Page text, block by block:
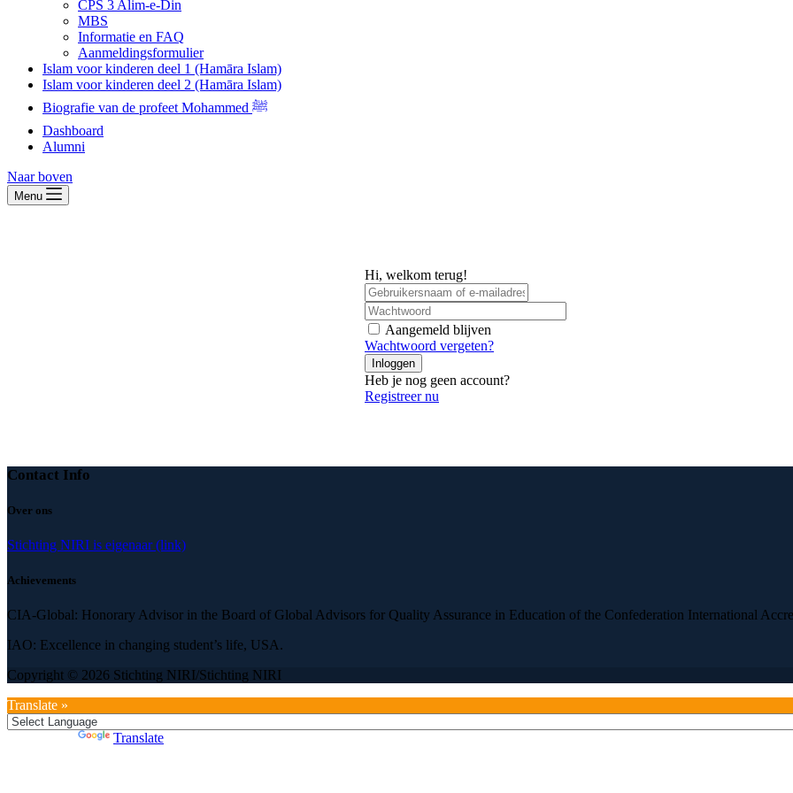
CPS 3 Alim-e-Din
MBS
Informatie en FAQ
Aanmeldingsformulier
Islam voor kinderen deel 1 (Hamāra Islam)
Islam voor kinderen deel 2 (Hamāra Islam)
Biografie van de profeet Mohammed ﷺ
Dashboard
Alumni
Naar boven
Menu
Hi, welkom terug!
Aangemeld blijven
Wachtwoord vergeten?
Inloggen
Heb je nog geen account?
Registreer nu
Contact Info
Over ons
Stichting NIRI is eigenaar (link)
Achievements
CIA-Global: Honorary Advisor in the Board of Global Advisors for Quality Assurance in Education of the Confederation International
IAO: Excellence in changing student’s life, USA.
Copyright © 2026 Stichting NIRI/Stichting NIRI
Translate »
Translate